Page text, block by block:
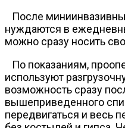
После
нуждаются в
можно сразу носить
По показаниям,
используют
возможность сразу
вышеприведенного
передвигаться и весь